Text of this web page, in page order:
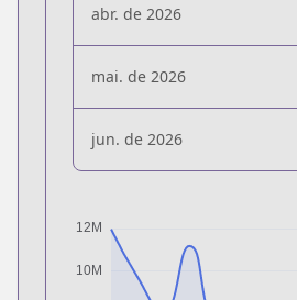
abr. de 2026
mai. de 2026
jun. de 2026